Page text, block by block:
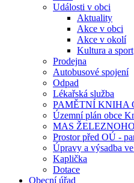
Události v obci
Aktuality
Akce v obci
Akce v okolí
Kultura a sport
Prodejna
Autobusové spojení
Odpad
Lékařská služba
PAMĚTNÍ KNIHA
Územní plán obce
MAS
Prostor před OÚ -
Úpravy a výsadba
Kaplička
Dotace
Obecní úřad